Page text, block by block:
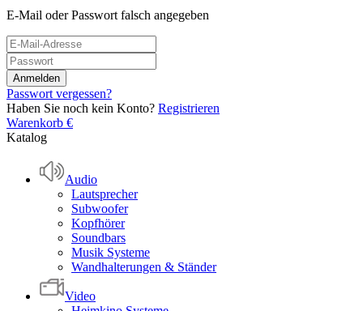
E-Mail oder Passwort falsch angegeben
Passwort vergessen?
Haben Sie noch kein Konto? Registrieren
Warenkorb €
Katalog
Audio
Lautsprecher
Subwoofer
Kopfhörer
Soundbars
Musik Systeme
Wandhalterungen & Ständer
Video